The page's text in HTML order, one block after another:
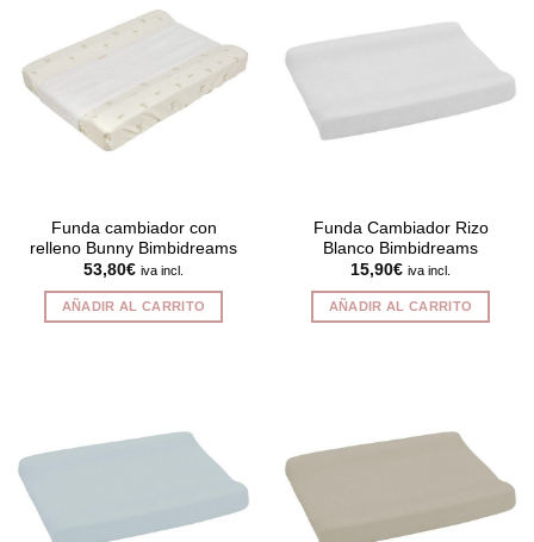
Funda cambiador con
relleno Bunny Bimbidreams
53,80€ iva incl.
AÑADIR AL CARRITO
Funda Cambiador Rizo
Blanco Bimbidreams
15,90€ iva incl.
AÑADIR AL CARRITO